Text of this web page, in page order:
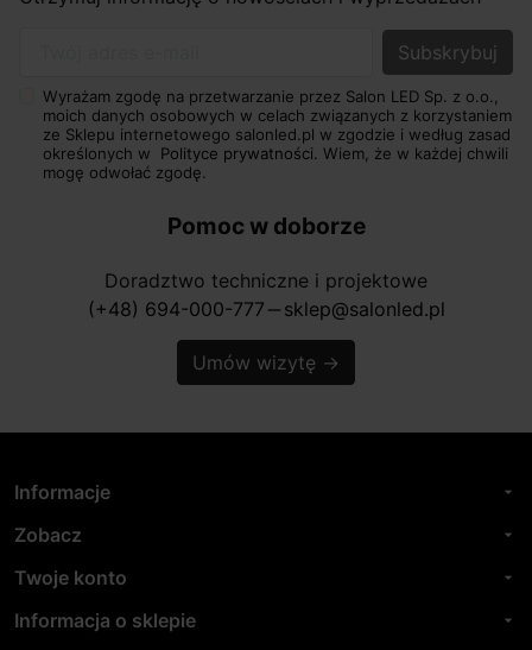
Wyrażam zgodę na przetwarzanie przez Salon LED Sp. z o.o.,
moich danych osobowych w celach związanych z korzystaniem
ze Sklepu internetowego salonled.pl w zgodzie i według zasad
określonych w Polityce prywatności. Wiem, że w każdej chwili
mogę odwołać zgodę.
Pomoc w doborze
Doradztwo techniczne i projektowe
(+48) 694-000-777 horizontal_rule sklep@salonled.pl
Umów wizytę →
Informacje arrow_drop_down
Zobacz arrow_drop_down
Twoje konto arrow_drop_down
Informacja o sklepie arrow_drop_down